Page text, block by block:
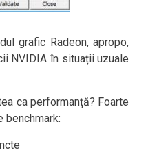
grafic Radeon, apropo,
NVIDIA în situații uzuale
ca performanță? Foarte
benchmark: